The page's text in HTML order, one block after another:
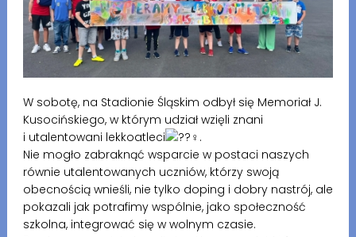
W sobotę, na Stadionie Śląskim odbył się Memoriał J.
Kusocińskiego, w którym udział wzięli znani
i utalentowani lekkoatleci
.
Nie mogło zabraknąć wsparcie w postaci naszych
równie utalentowanych uczniów, którzy swoją
obecnością wnieśli, nie tylko doping i dobry nastrój, ale
pokazali jak potrafimy wspólnie, jako społeczność
szkolna, integrować się w wolnym czasie.